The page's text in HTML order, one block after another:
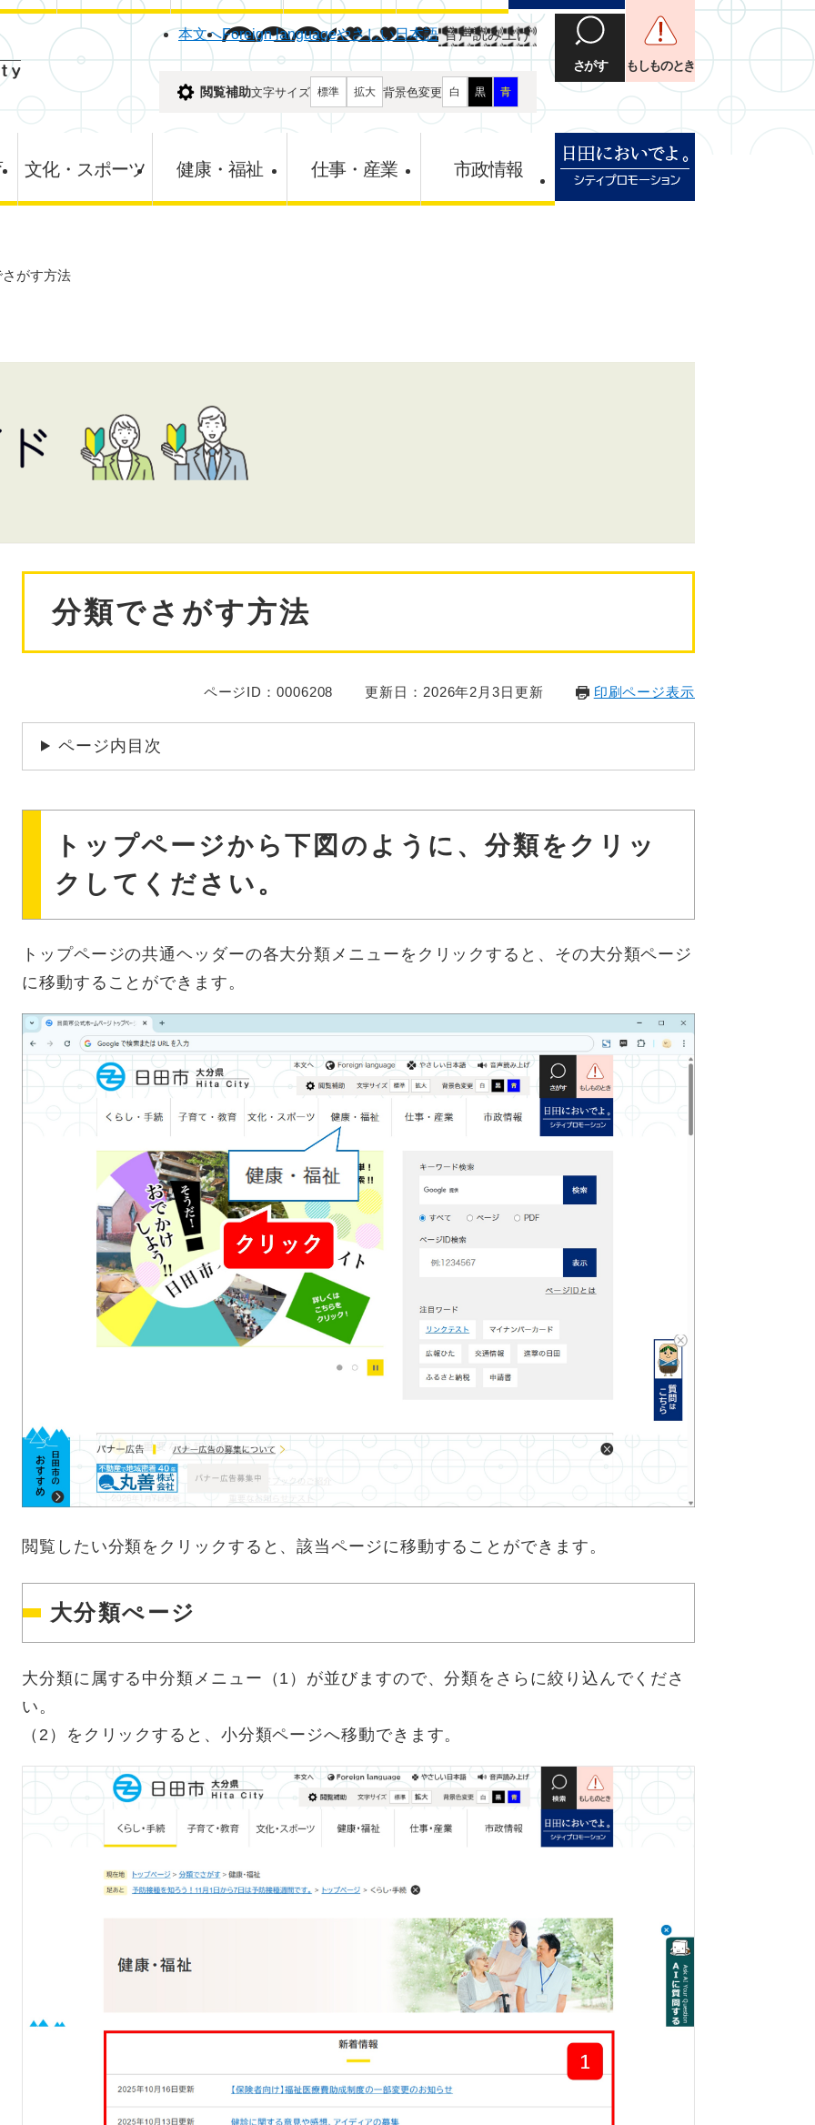
メニューを飛ばして本文へ
本文へForeign languageやさしい日本語 音声読み上げ
閲覧補助文字サイズ 標準 拡大 背景色変更 白 黒 青
さがす もしものとき
文化・スポーツ 健康・福祉 仕事・産業 市政情報
がす方法
分類でさがす方法
ページID：0006208 更新日：2026年2月3日更新 印刷ページ表示
ページ内目次
トップページから下図のように、分類をクリッ
クしてください。
トップページの共通ヘッダーの各大分類メニューをクリックすると、その大分類ページ
に移動することができます。
閲覧したい分類をクリックすると、該当ページに移動することができます。
大分類ぺージ
大分類に属する中分類メニュー（1）が並びますので、分類をさらに絞り込んでくださ
い。
（2）をクリックすると、小分類ページへ移動できます。